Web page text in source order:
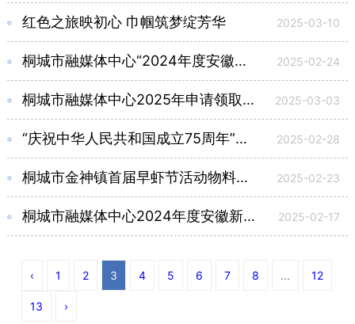
红色之旅映初心 巾帼筑梦绽芳华 2025-03-10
桐城市融媒体中心“2024年度安徽新闻奖网络新闻作品评选”推荐参评作品公示 2025-02-24
桐城市融媒体中心2025年申请领取记者证人员名单公示 2025-03-03
“庆祝中华人民共和国成立75周年”主题征文评审结果公告 2025-02-28
桐城市金神镇首届早虾节活动物料采购项目成交结果公示 2025-02-23
桐城市融媒体中心2024年度安徽新闻奖和安庆市广播电视优秀新闻作品参评作品公示 2025-02-17
‹ 1 2 3 4 5 6 7 8 ... 12
13 ›